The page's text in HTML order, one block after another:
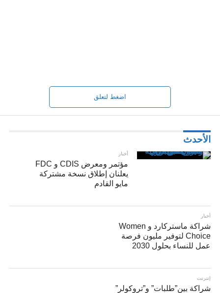
اضغط لتعلق
الأحدث
أخبار
مؤتمر ومعرض CDIS و FDC
يعلنان إطلاق نسخة مشتركة
مايو القادم
أخبار
شراكة ماستركارد و Women
Choice لتوفير مليون فرصة
عمل للنساء بحلول 2030
إنترنت
شراكة بين”طلبات” و”تروكولر”